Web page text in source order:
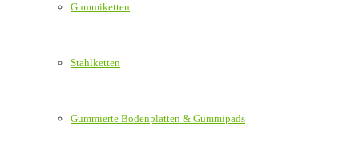
Gummiketten
Stahlketten
Gummierte Bodenplatten & Gummipads